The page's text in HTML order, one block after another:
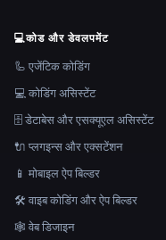
💻कोड और डेवलपमेंट
🦾 एजेंटिक कोडिंग
💻 कोडिंग असिस्टेंट
🗄️ डेटाबेस और एसक्यूएल असिस्टेंट
🔌 प्लगइन्स और एक्सटेंशन
📱 मोबाइल ऐप बिल्डर
🛠️ वाइब कोडिंग और ऐप बिल्डर
🕸 वेब डिजाइन